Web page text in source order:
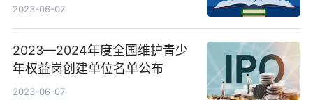
2023-06-07
2023—2024年度全国维护青少
年权益岗创建单位名单公布
2023-06-07